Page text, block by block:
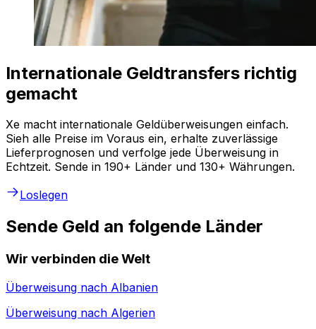
Internationale Geldtransfers richtig
gemacht
Xe macht internationale Geldüberweisungen einfach.
Sieh alle Preise im Voraus ein, erhalte zuverlässige
Lieferprognosen und verfolge jede Überweisung in
Echtzeit. Sende in 190+ Länder und 130+ Währungen.
Loslegen
Sende Geld an folgende Länder
Wir verbinden die Welt
Überweisung nach Albanien
Überweisung nach Algerien